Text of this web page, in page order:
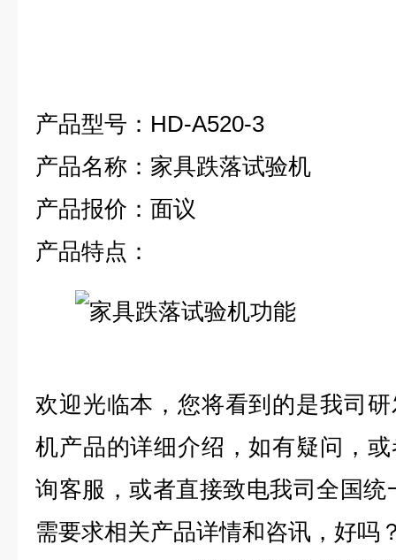
产品型号： HD-A520-3
产品名称：家具跌落试验机
产品报价：面议
产品特点：
欢迎光临本，您将看到的是我司
机产品的详细介绍，如有疑问，
询客服，或者直接致电我司全国
需要求相关产品详情和咨讯，好吗